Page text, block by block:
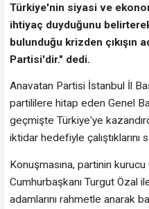
Türkiye'nin siyasi ve
ihtiyaç duyduğunu
bulunduğu krizden çıkışın
Partisi'dir." dedi.
Anavatan Partisi İstanbul İl
partililere hitap eden Genel
geçmişte Türkiye'ye
iktidar hedefiyle çalıştıklarını
Konuşmasına, partinin kurucu
Cumhurbaşkanı Turgut Özal
adamlarını rahmetle anarak